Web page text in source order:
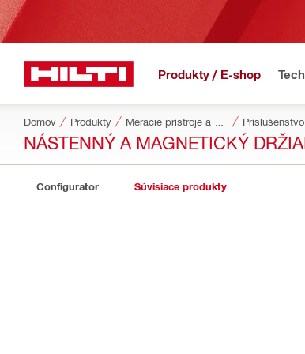
Produkty / E-shop
Domov Produkty
NÁSTENNÝ A MAGNETICKÝ
Configurator Súvisiace produkty